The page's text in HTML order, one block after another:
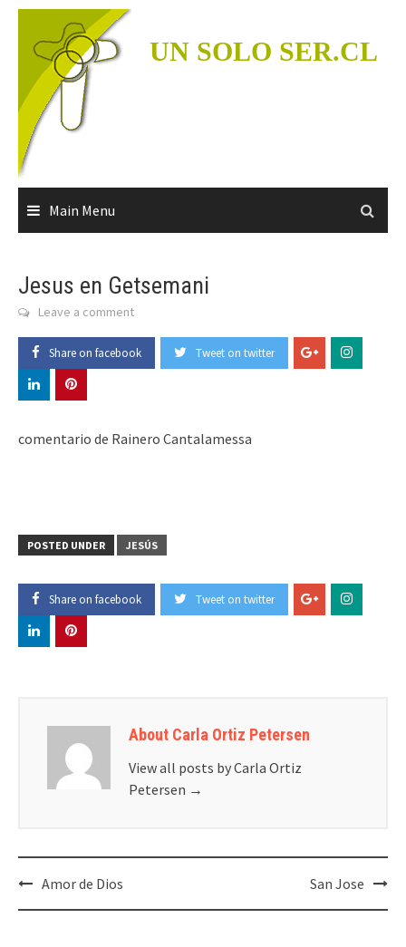
Skip
content
UN SOLO SER.CL
Main Menu
Jesus en Getsemani
Leave a comment
Share on facebook Tweet on twitter
comentario de Rainero Cantalamessa
POSTED UNDER JESÚS
Share on facebook Tweet on twitter
About Carla Ortiz Petersen
View all posts by Carla Ortiz
Petersen →
Post
navigation
Amor de Dios San Jose